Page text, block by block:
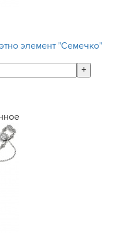
элемент "Семечко"
+